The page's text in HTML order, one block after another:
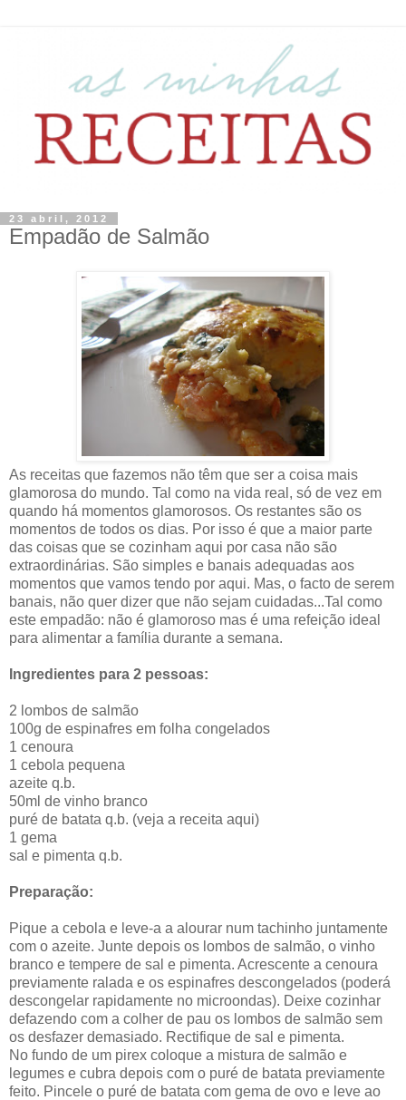
23 abril, 2012
Empadão de Salmão
As receitas que fazemos não têm que ser a coisa mais
glamorosa do mundo. Tal como na vida real, só de vez em
quando há momentos glamorosos. Os restantes são os
momentos de todos os dias. Por isso é que a maior parte
das coisas que se cozinham aqui por casa não são
extraordinárias. São simples e banais adequadas aos
momentos que vamos tendo por aqui. Mas, o facto de serem
banais, não quer dizer que não sejam cuidadas...Tal como
este empadão: não é glamoroso mas é uma refeição ideal
para alimentar a família durante a semana.
Ingredientes para 2 pessoas:
2 lombos de salmão
100g de espinafres em folha congelados
1 cenoura
1 cebola pequena
azeite q.b.
50ml de vinho branco
puré de batata q.b. (veja a receita aqui)
1 gema
sal e pimenta q.b.
Preparação:
Pique a cebola e leve-a a alourar num tachinho juntamente
com o azeite. Junte depois os lombos de salmão, o vinho
branco e tempere de sal e pimenta. Acrescente a cenoura
previamente ralada e os espinafres descongelados (poderá
descongelar rapidamente no microondas). Deixe cozinhar
defazendo com a colher de pau os lombos de salmão sem
os desfazer demasiado. Rectifique de sal e pimenta.
No fundo de um pirex coloque a mistura de salmão e
legumes e cubra depois com o puré de batata previamente
feito. Pincele o puré de batata com gema de ovo e leve ao